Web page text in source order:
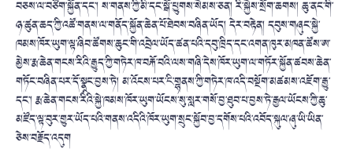
བཅས་ལ་བཙོག་སྐྱོན་དང་། ས་གནས་ཀྱི་མི་དང་སྒོ་ཕྱུགས་སེམས་ཅན། རི་སྐྱེས་སྲོག་ཆགས། ཆུ་ནང་གི་
ཉ་ཚུན་ཆད་ཀྱི་འཚོ་གནས་ལ་གནོད་སྐྱོན་ཆེན་པོ་ཐེབས་བཞིན་ཡོད། དེར་བརྟེན། དབུས་གཞུང་སྐྱེ་
ཁམས་ཁོར་ཡུག་ལྟ་ཞིབ་ཚོགས་ཆུང་གི་འབྲེལ་ཡོད་ཚན་པའི་དབུ་ཁྲིད་དང་འགན་ཁུར་མཁན་ཚོས་ཨ་
མྱེས་རྨ་ཆེན་གངས་རིའི་རྒྱུད་ཀྱི་གཏེར་ཁ་བརྐོ་བའི་ལས་གཞི་དེས་ཁོར་ཡུག་ལ་གཏོར་སྐྱོན་ཚབས་ཆེན་
གཏོང་བཞིན་པར་དོ་སྣང་བྱས་ཏེ། མ་འོངས་པར་ངྷི་གནས་ཀྱི་གཏེར་ཁ་འདི་བསྔོག་མཚམས་འཇོག་རྒྱུ་
དང་། རྨ་ཆེན་གངས་རིིའི་སྐྱེ་ཁམས་ཁོར་ཡུག་ཡོངས་སུ་སླར་གསོ་བྱ་ཐུབ་པ་བྱས་ཏེ་རྒྱལ་ཡོངས་ཀྱི་ཆུ་
མཛོད་ལྟ་བུར་གྱུར་ཡོད་པའི་གནས་འདིའི་ཁོར་ཡུག་སྲུང་སྐྱོབ་བྱ་དགོས་པའི་འབོད་སྐུལ་ཞུ་ཡི་ཡིན་
ཅེས་བརྗོད་འདུག